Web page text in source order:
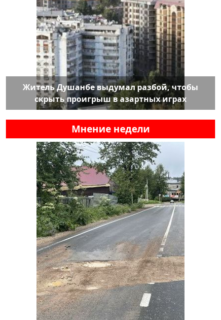
Житель Душанбе выдумал разбой, чтобы
скрыть проигрыш в азартных играх
Мнение недели